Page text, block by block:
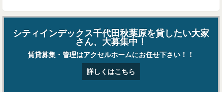
シティインデックス千代田秋葉原を貸したい大家
さん、大募集中！
賃貸募集・管理はアクセルホームにお任せ下さい！！
詳しくはこちら